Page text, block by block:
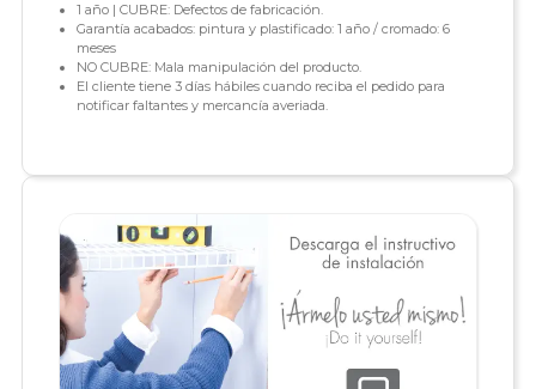
1 año | CUBRE: Defectos de fabricación.
Garantía acabados: pintura y plastificado: 1 año / cromado: 6
meses
NO CUBRE: Mala manipulación del producto.
El cliente tiene 3 días hábiles cuando reciba el pedido para
notificar faltantes y mercancía averiada.